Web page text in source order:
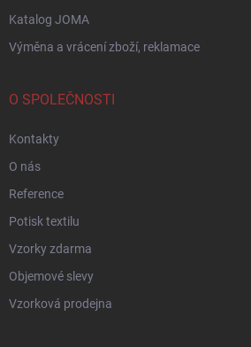
Katalog JOMA
Výměna a vrácení zboží, reklamace
O SPOLEČNOSTI
Kontakty
O nás
Reference
Potisk textilu
Vzorky zdarma
Objemové slevy
Vzorková prodejna